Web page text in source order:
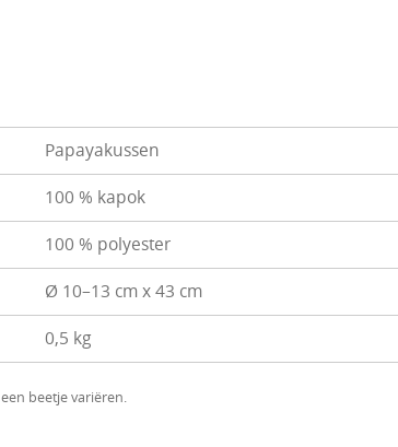
Papayakussen
100 % kapok
100 % polyester
Ø 10–13 cm x 43 cm
0,5 kg
beetje variëren.